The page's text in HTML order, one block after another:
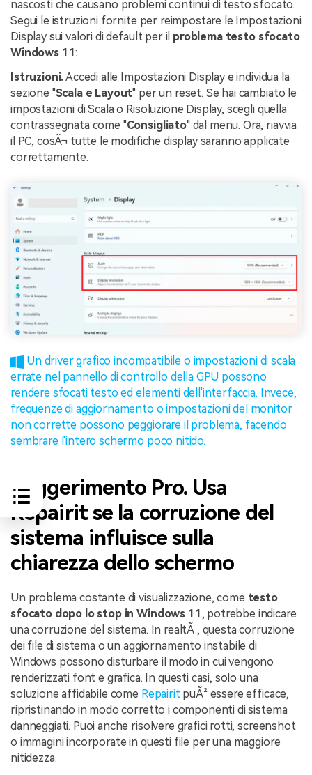
nascosti che causano problemi continui di testo sfocato.
Segui le istruzioni fornite per reimpostare le Impostazioni
Display sui valori di default per il problema testo sfocato
Windows 11:
Istruzioni.Accedi alle Impostazioni Display e individua la
sezione "Scala e Layout" per un reset. Se hai cambiato le
impostazioni di Scala o Risoluzione Display, scegli quella
contrassegnata come "Consigliato" dal menu. Ora, riavvia
il PC, cosÃ¬ tutte le modifiche display saranno applicate
correttamente.
Un driver grafico incompatibile o impostazioni di scala
errate nel pannello di controllo della GPU possono
rendere sfocati testo ed elementi dell'interfaccia. Invece,
frequenze di aggiornamento o impostazioni del monitor
non corrette possono peggiorare il problema, facendo
sembrare l'intero schermo poco nitido.
Suggerimento Pro. Usa
Repairit se la corruzione del
sistema influisce sulla
chiarezza dello schermo
Un problema costante di visualizzazione, come testo
sfocato dopo lo stop in Windows 11 , potrebbe indicare
una corruzione del sistema. In realtÃ , questa corruzione
dei file di sistema o un aggiornamento instabile di
Windows possono disturbare il modo in cui vengono
renderizzati font e grafica. In questi casi, solo una
soluzione affidabile come Repairit puÃ² essere efficace,
ripristinando in modo corretto i componenti di sistema
danneggiati. Puoi anche risolvere grafici rotti, screenshot
o immagini incorporate in questi file per una maggiore
nitidezza.